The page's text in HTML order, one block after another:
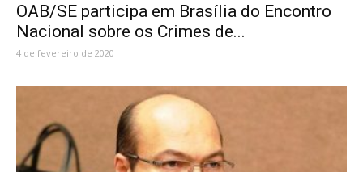
OAB/SE participa em Brasília do Encontro
Nacional sobre os Crimes de...
4 de fevereiro de 2020